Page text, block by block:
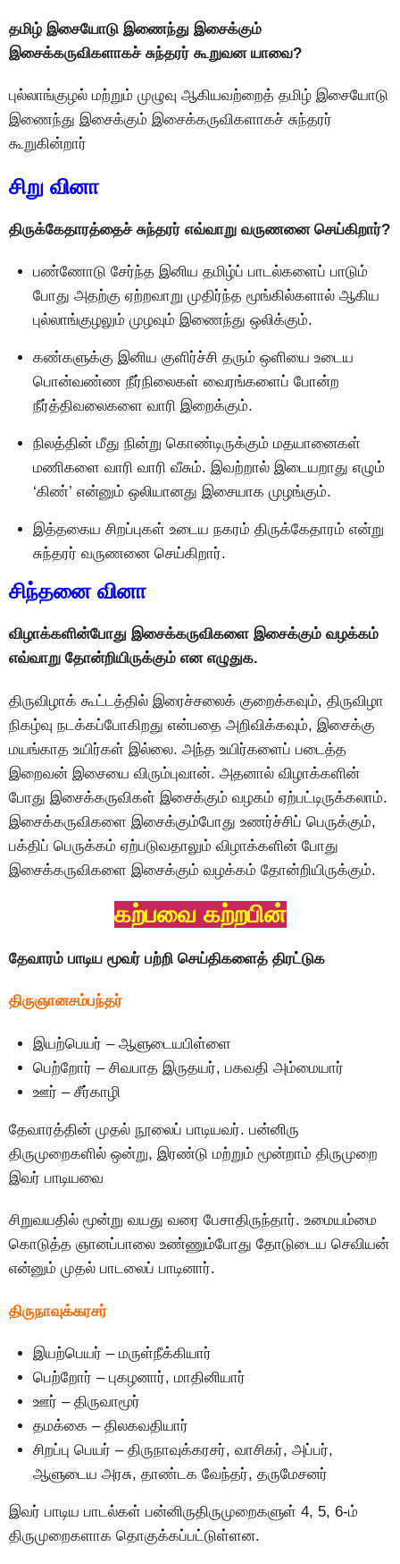
தமிழ் இசையோடு இணைந்து இசைக்கும்
இசைக்கருவிகளாகச் சுந்தரர் கூறுவன யாவை?
புல்லாங்குழல் மற்றும் முழுவு ஆகியவற்றைத் தமிழ் இசையோடு
இணைந்து இசைக்கும் இசைக்கருவிகளாகச் சுந்தரர்
கூறுகின்றார்
சிறு வினா
திருக்கேதாரத்தைச் சுந்தரர் எவ்வாறு வருணனை செய்கிறார்?
பண்ணோடு சேர்ந்த இனிய தமிழ்ப் பாடல்களைப் பாடும்
போது அதற்கு ஏற்றவாறு முதிர்ந்த மூங்கில்களால் ஆகிய
புல்லாங்குழலும் முழவும் இணைந்து ஒலிக்கும்.
கண்களுக்கு இனிய குளிர்ச்சி தரும் ஒளியை உடைய
பொன்வண்ண நீர்நிலைகள் வைரங்களைப் போன்ற
நீர்த்திவலைகளை வாரி இறைக்கும்.
நிலத்தின் மீது நின்று கொண்டிருக்கும் மதயானைகள்
மணிகளை வாரி வாரி வீசும். இவற்றால் இடையறாது எழும்
‘கிண்’ என்னும் ஒலியானது இசையாக முழங்கும்.
இத்தகைய சிறப்புகள் உடைய நகரம் திருக்கேதாரம் என்று
சுந்தரர் வருணனை செய்கிறார்.
சிந்தனை வினா
விழாக்களின்போது இசைக்கருவிகளை இசைக்கும் வழக்கம்
எவ்வாறு தோன்றியிருக்கும் என எழுதுக.
திருவிழாக் கூட்டத்தில் இரைச்சலைக் குறைக்கவும், திருவிழா
நிகழ்வு நடக்கப்போகிறது என்பதை அறிவிக்கவும், இசைக்கு
மயங்காத உயிர்கள் இல்லை. அந்த உயிர்களைப் படைத்த
இறைவன் இசையை விரும்புவான். அதனால் விழாக்களின்
போது இசைக்கருவிகள் இசைக்கும் வழகம் ஏற்பட்டிருக்கலாம்.
இசைக்கருவிகளை இசைக்கும்போது உணர்ச்சிப் பெருக்கும்,
பக்திப் பெருக்கம் ஏற்படுவதாலும் விழாக்களின் போது
இசைக்கருவிகளை இசைக்கும் வழக்கம் தோன்றியிருக்கும்.
கற்பவை கற்றபின்
தேவாரம் பாடிய மூவர் பற்றி செய்திகளைத் திரட்டுக
திருஞானசம்பந்தர்
இயற்பெயர் – ஆளுடையபிள்ளை
பெற்றோர் – சிவபாத இருதயர், பகவதி அம்மையார்
ஊர் – சீர்காழி
தேவாரத்தின் முதல் நூலைப் பாடியவர். பன்னிரு
திருமுறைகளில் ஒன்று, இரண்டு மற்றும் மூன்றாம் திருமுறை
இவர் பாடியவை
சிறுவயதில் மூன்று வயது வரை பேசாதிருந்தார். உமையம்மை
கொடுத்த ஞானப்பாலை உண்ணும்போது தோடுடைய செவியன்
என்னும் முதல் பாடலைப் பாடினார்.
திருநாவுக்கரசர்
இயற்பெயர் – மருள்நீக்கியார்
பெற்றோர் – புகழனார், மாதினியார்
ஊர் – திருவாமூர்
தமக்கை – திலகவதியார்
சிறப்பு பெயர் – திருநாவுக்கரசர், வாசிகர், அப்பர்,
ஆளுடைய அரசு, தாண்டக வேந்தர், தருமேசனர்
இவர் பாடிய பாடல்கள் பன்னிருதிருமுறைகளுள் 4, 5, 6-ம்
திருமுறைகளாக தொகுக்கப்பட்டுள்ளன.